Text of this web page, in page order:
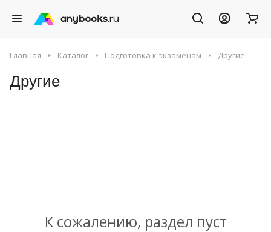
Главная Каталог Подготовка к экзаменам Другие
Другие
К сожалению, раздел пуст